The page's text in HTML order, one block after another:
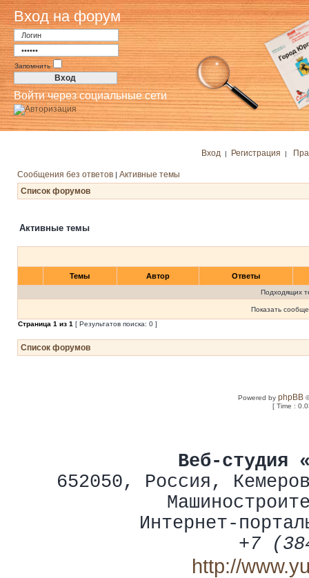
Вход на форум
Запомнить
Войти через социальные сети
Вход | Регистрация |
Сообщения без ответов | Активные темы
Список форумов
Активные темы
Темы Автор Ответы
Подходящих
Показать
Страница 1 из 1 [ Результатов поиска: 0 ]
Список форумов
Powered byphpBB
[ Time :
Веб-студия
652050, Россия ,
Интернет-
+7
http://